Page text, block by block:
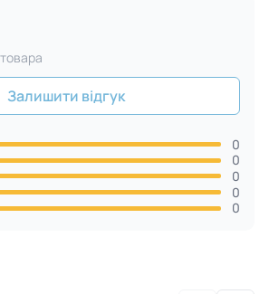
Залишити відгук
0
0
0
0
0